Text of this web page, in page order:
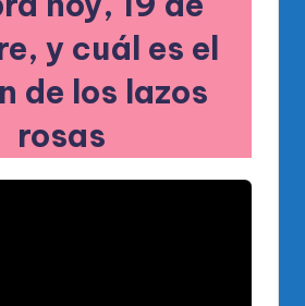
y cuál es el
de los lazos
rosas